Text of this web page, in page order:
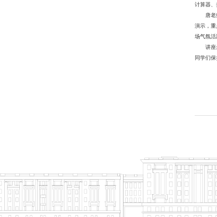
计算器
唐
演示，
场气氛活
讲
同学们